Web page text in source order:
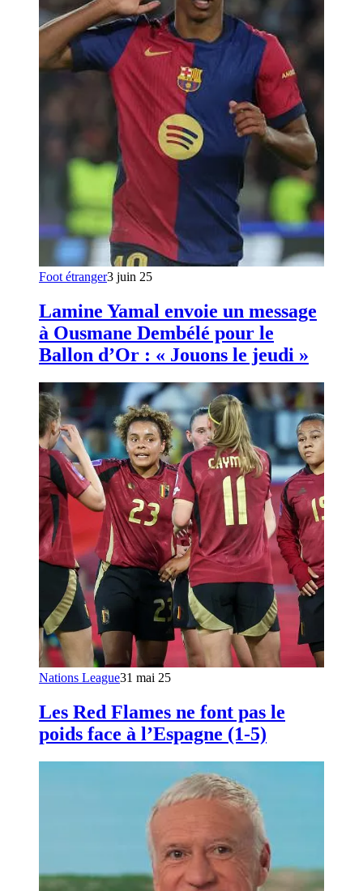
Foot étranger3 juin 25
Lamine Yamal envoie un message
à Ousmane Dembélé pour le
Ballon d’Or : « Jouons le jeudi »
Nations League31 mai 25
Les Red Flames ne font pas le
poids face à l’Espagne (1-5)